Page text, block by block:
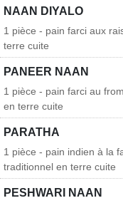
NAAN DIYALO
1 pièce - pain farci aux
terre cuite
PANEER NAAN
1 pièce - pain farci au
en terre cuite
PARATHA
1 pièce - pain indien à la
traditionnel en terre cuite
PESHWARI NAAN